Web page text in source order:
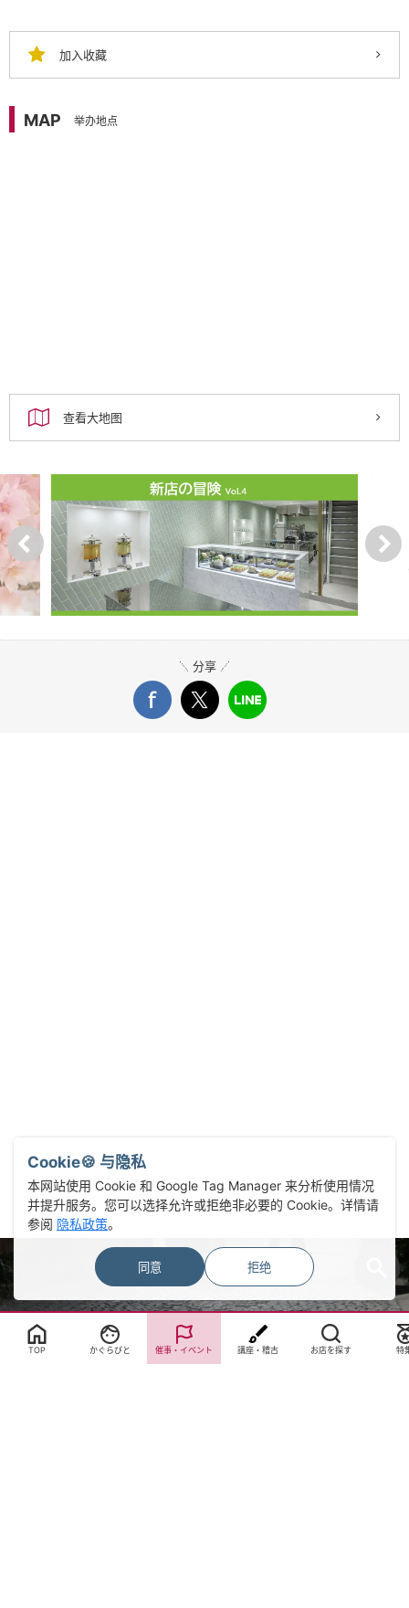
加入收藏
MAP 举办地点
查看大地图
分享
Select Language▼
TOP かぐらびと 催事・イベント 講座・稽古 お店を探す 特
Cookie🍪 与隐私
本网站使用 Cookie 和 Google Tag Manager 来分析使用情况
并提升服务。您可以选择允许或拒绝非必要的 Cookie。详情请
参阅 隐私政策。
同意 拒绝